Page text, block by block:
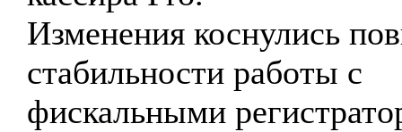
Изменения коснулись
стабильности работы с
фискальными